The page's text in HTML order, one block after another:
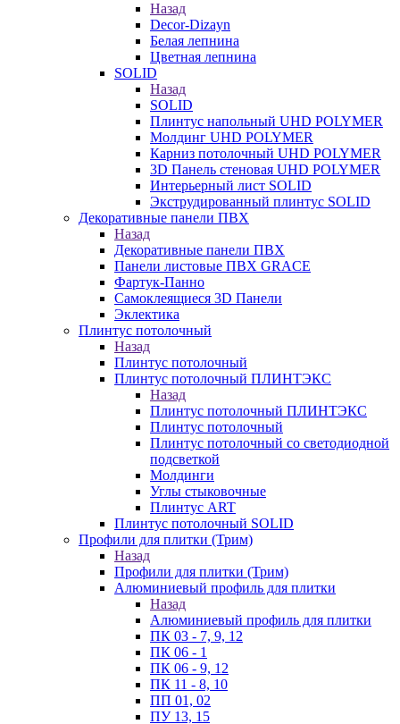
Назад
Decor-Dizayn
Белая лепнина
Цветная лепнина
SOLID
Назад
SOLID
Плинтус напольный UHD POLYMER
Молдинг UHD POLYMER
Карниз потолочный UHD POLYMER
3D Панель стеновая UHD POLYMER
Интерьерный лист SOLID
Экструдированный плинтус SOLID
Декоративные панели ПВХ
Назад
Декоративные панели ПВХ
Панели листовые ПВХ GRACE
Фартук-Панно
Самоклеящиеся 3D Панели
Эклектика
Плинтус потолочный
Назад
Плинтус потолочный
Плинтус потолочный ПЛИНТЭКС
Назад
Плинтус потолочный ПЛИНТЭКС
Плинтус потолочный
Плинтус потолочный со светодиодной
подсветкой
Молдинги
Углы стыковочные
Плинтус ART
Плинтус потолочный SOLID
Профили для плитки (Трим)
Назад
Профили для плитки (Трим)
Алюминиевый профиль для плитки
Назад
Алюминиевый профиль для плитки
ПК 03 - 7, 9, 12
ПК 06 - 1
ПК 06 - 9, 12
ПК 11 - 8, 10
ПП 01, 02
ПУ 13, 15